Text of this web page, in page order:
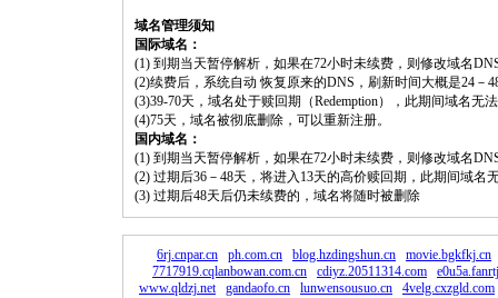
域名管理须知
国际域名：
(1) 到期当天暂停解析，如果在72小时未续费，则修改域名
(2)续费后，系统自动 恢复原来的DNS，刷新时间大概是24－
(3)39-70天，域名处于赎回期（Redemption），此期间域名无
(4)75天，域名被彻底删除，可以重新注册。
国内域名：
(1) 到期当天暂停解析，如果在72小时未续费，则修改域名
(2) 过期后36－48天，将进入13天的高价赎回期，此期间域名
(3) 过期后48天后仍未续费的，域名将随时被删除
6rj.cnpar.cn ph.com.cn blog.hzdingshun.cn
movie.bgkfkj.cn
7717919.cqlanbowan.com.cn
cdiyz.20511314.com
www.qldzj.net
gandaofo.cn lunwensousuo.cn 4velg.cxzgld.com